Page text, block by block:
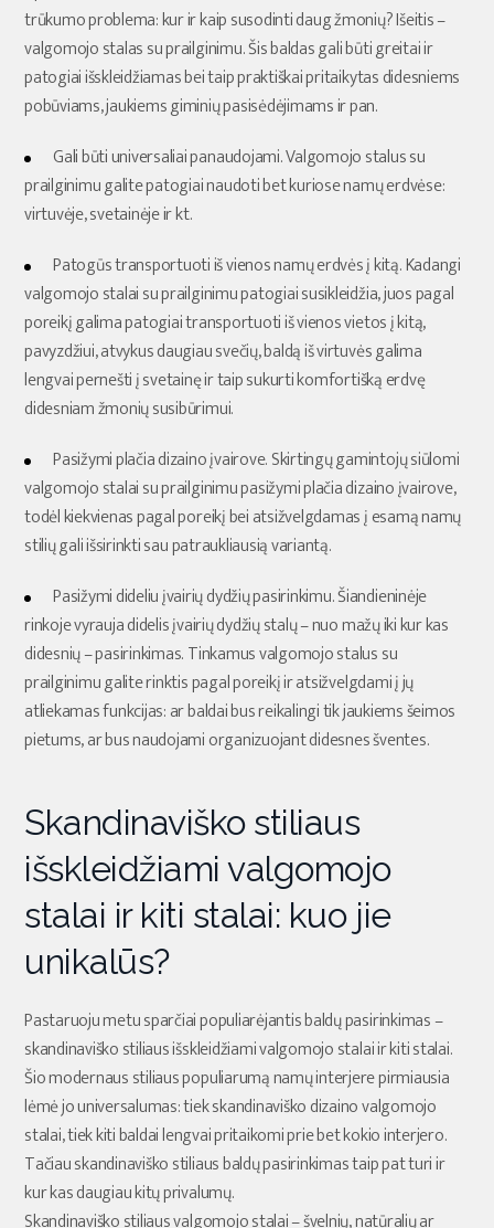
trūkumo problema: kur ir kaip susodinti daug žmonių? Išeitis –
valgomojo stalas su prailginimu. Šis baldas gali būti greitai ir
patogiai išskleidžiamas bei taip praktiškai pritaikytas didesniems
pobūviams, jaukiems giminių pasisėdėjimams ir pan.
Gali būti universaliai panaudojami. Valgomojo stalus su
prailginimu galite patogiai naudoti bet kuriose namų erdvėse:
virtuvėje, svetainėje ir kt.
Patogūs transportuoti iš vienos namų erdvės į kitą. Kadangi
valgomojo stalai su prailginimu patogiai susikleidžia, juos pagal
poreikį galima patogiai transportuoti iš vienos vietos į kitą,
pavyzdžiui, atvykus daugiau svečių, baldą iš virtuvės galima
lengvai pernešti į svetainę ir taip sukurti komfortišką erdvę
didesniam žmonių susibūrimui.
Pasižymi plačia dizaino įvairove. Skirtingų gamintojų siūlomi
valgomojo stalai su prailginimu pasižymi plačia dizaino įvairove,
todėl kiekvienas pagal poreikį bei atsižvelgdamas į esamą namų
stilių gali išsirinkti sau patraukliausią variantą.
Pasižymi dideliu įvairių dydžių pasirinkimu. Šiandieninėje
rinkoje vyrauja didelis įvairių dydžių stalų – nuo mažų iki kur kas
didesnių – pasirinkimas. Tinkamus valgomojo stalus su
prailginimu galite rinktis pagal poreikį ir atsižvelgdami į jų
atliekamas funkcijas: ar baldai bus reikalingi tik jaukiems šeimos
pietums, ar bus naudojami organizuojant didesnes šventes.
Skandinaviško stiliaus
išskleidžiami valgomojo
stalai ir kiti stalai: kuo jie
unikalūs?
Pastaruoju metu sparčiai populiarėjantis baldų pasirinkimas –
skandinaviško stiliaus išskleidžiami valgomojo stalai ir kiti stalai.
Šio modernaus stiliaus populiarumą namų interjere pirmiausia
lėmė jo universalumas: tiek skandinaviško dizaino valgomojo
stalai, tiek kiti baldai lengvai pritaikomi prie bet kokio interjero.
Tačiau skandinaviško stiliaus baldų pasirinkimas taip pat turi ir
kur kas daugiau kitų privalumų.
Skandinaviško stiliaus valgomojo stalai – švelnių, natūralių ar